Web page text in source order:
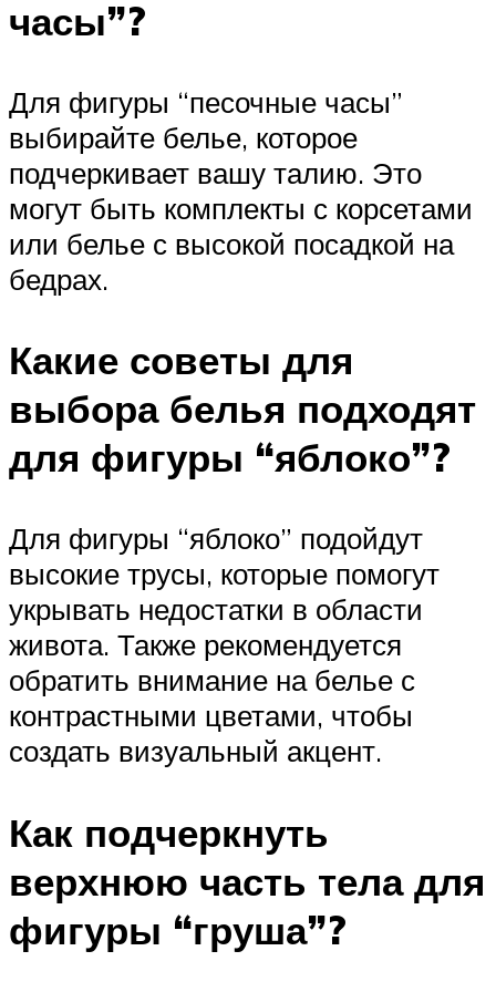
часы”?
Для фигуры “песочные часы”
выбирайте белье, которое
подчеркивает вашу талию. Это
могут быть комплекты с корсетами
или белье с высокой посадкой на
бедрах.
Какие советы для
выбора белья подходят
для фигуры “яблоко”?
Для фигуры “яблоко” подойдут
высокие трусы, которые помогут
укрывать недостатки в области
живота. Также рекомендуется
обратить внимание на белье с
контрастными цветами, чтобы
создать визуальный акцент.
Как подчеркнуть
верхнюю часть тела для
фигуры “груша”?